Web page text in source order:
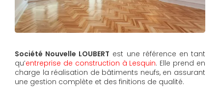
Société Nouvelle LOUBERT est une référence en tant
qu’entreprise de construction à Lesquin. Elle prend en
charge la réalisation de bâtiments neufs, en assurant
une gestion complète et des finitions de qualité.